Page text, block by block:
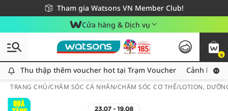
Tham gia Watsons VN Member Club!
Miễn phí giao hàng cho đơn hàng từ 249,000Đ
Giao hàng nhanh 24h - Áp dụng khu vực TP. Hồ Chí Minh
Cửa hàng & Dịch vụ
0
Thu thập thêm voucher hot tại Trạm Voucher
Thu thập thêm voucher hot tại Trạm Voucher Cảnh báo
TRANG CHỦ/CHĂM SÓC CÁ NHÂN/CHĂM SÓC CƠ THỂ/LOTION,